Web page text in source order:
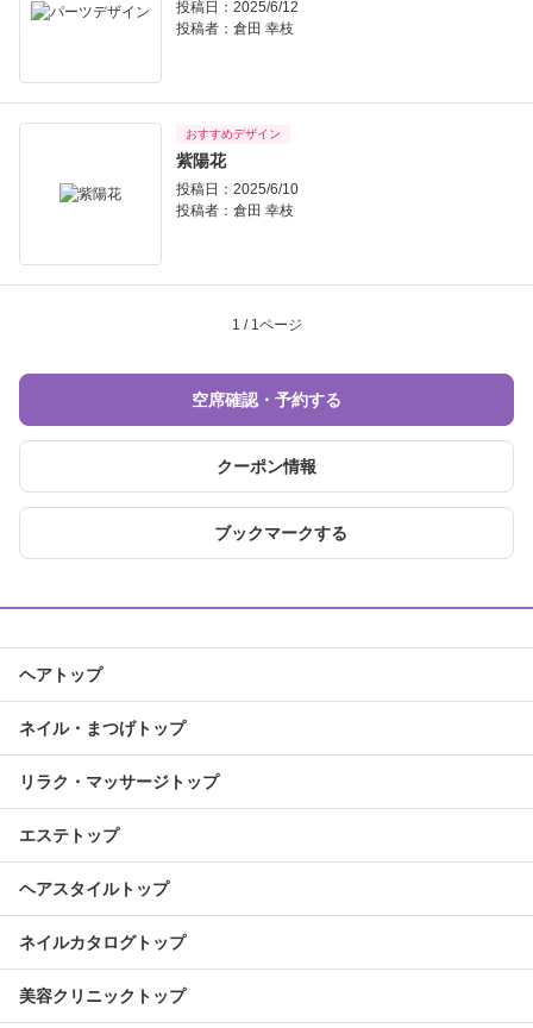
投稿日：2025/6/12
投稿者： 倉田 幸枝
おすすめデザイン
紫陽花
投稿日：2025/6/10
投稿者： 倉田 幸枝
1 / 1ページ
空席確認・予約する
クーポン情報
ブックマークする
ヘアトップ
ネイル・まつげトップ
リラク・マッサージトップ
エステトップ
ヘアスタイルトップ
ネイルカタログトップ
美容クリニックトップ